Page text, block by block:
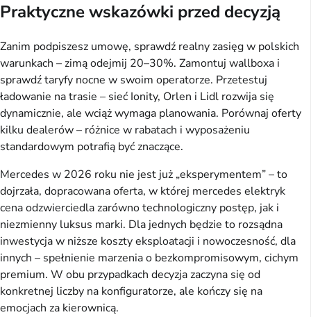
Praktyczne wskazówki przed decyzją
Zanim podpiszesz umowę, sprawdź realny zasięg w polskich
warunkach – zimą odejmij 20–30%. Zamontuj wallboxa i
sprawdź taryfy nocne w swoim operatorze. Przetestuj
ładowanie na trasie – sieć Ionity, Orlen i Lidl rozwija się
dynamicznie, ale wciąż wymaga planowania. Porównaj oferty
kilku dealerów – różnice w rabatach i wyposażeniu
standardowym potrafią być znaczące.
Mercedes w 2026 roku nie jest już „eksperymentem” – to
dojrzała, dopracowana oferta, w której mercedes elektryk
cena odzwierciedla zarówno technologiczny postęp, jak i
niezmienny luksus marki. Dla jednych będzie to rozsądna
inwestycja w niższe koszty eksploatacji i nowoczesność, dla
innych – spełnienie marzenia o bezkompromisowym, cichym
premium. W obu przypadkach decyzja zaczyna się od
konkretnej liczby na konfiguratorze, ale kończy się na
emocjach za kierownicą.